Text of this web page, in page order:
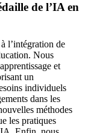
de l’IA en
l’intégration de
Nous
et
un
individuels
dans les
méthodes
les pratiques